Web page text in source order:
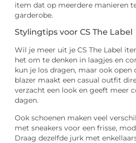
item dat op meerdere manieren
garderobe.
Stylingtips voor CS The Label
Wil je meer uit je CS The Label
het om te denken in laagjes en
kun je los dragen, maar ook open
blazer maakt een casual outfit
verzacht een look en geeft meer
dagen.
Ook schoenen maken veel
met sneakers voor een frisse,
Draag dezelfde jurk met